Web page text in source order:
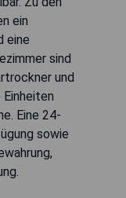
ein
eine
sind
und
Eine 24-
sowie